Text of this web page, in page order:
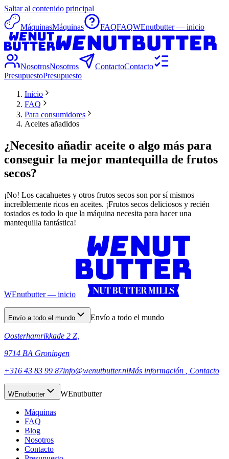
Saltar al contenido principal
MáquinasMáquinas FAQFAQWEnutbutter — inicio
NosotrosNosotros ContactoContacto
PresupuestoPresupuesto
Inicio
FAQ
Para consumidores
Aceites añadidos
¿Necesito añadir aceite o algo más para
conseguir la mejor mantequilla de frutos
secos?
¡No! Los cacahuetes y otros frutos secos son por sí mismos
increíblemente ricos en aceites. ¡Frutos secos deliciosos y recién
tostados es todo lo que la máquina necesita para hacer una
mantequilla fantástica!
WEnutbutter — inicio
Envío a todo el mundo Envío a todo el mundo
Oosterhamrikkade 2 Z,
9714 BA Groningen
+316 43 83 99 87info@wenutbutter.nlMás información , Contacto
WEnutbutter WEnutbutter
Máquinas
FAQ
Blog
Nosotros
Contacto